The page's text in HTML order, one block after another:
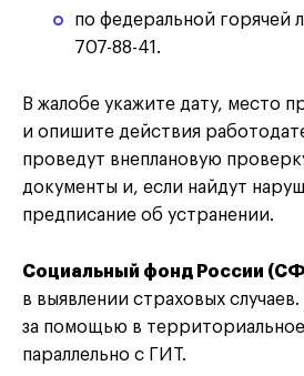
по федеральной горячей
707-88-41.
В жалобе укажите дату, место
и опишите действия
проведут внеплановую
документы и, если найдут
предписание об устранении.
Социальный фонд России
в выявлении страховых
за помощью в
параллельно с ГИТ.